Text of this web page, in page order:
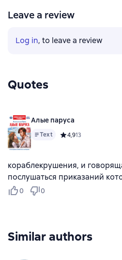
Leave a review
Log in, to leave a review
Quotes
Алые паруса
Text Средний рейтинг 4,9
4,913
кораблекрушения, и
послушаться приказаний
0 0
Similar authors